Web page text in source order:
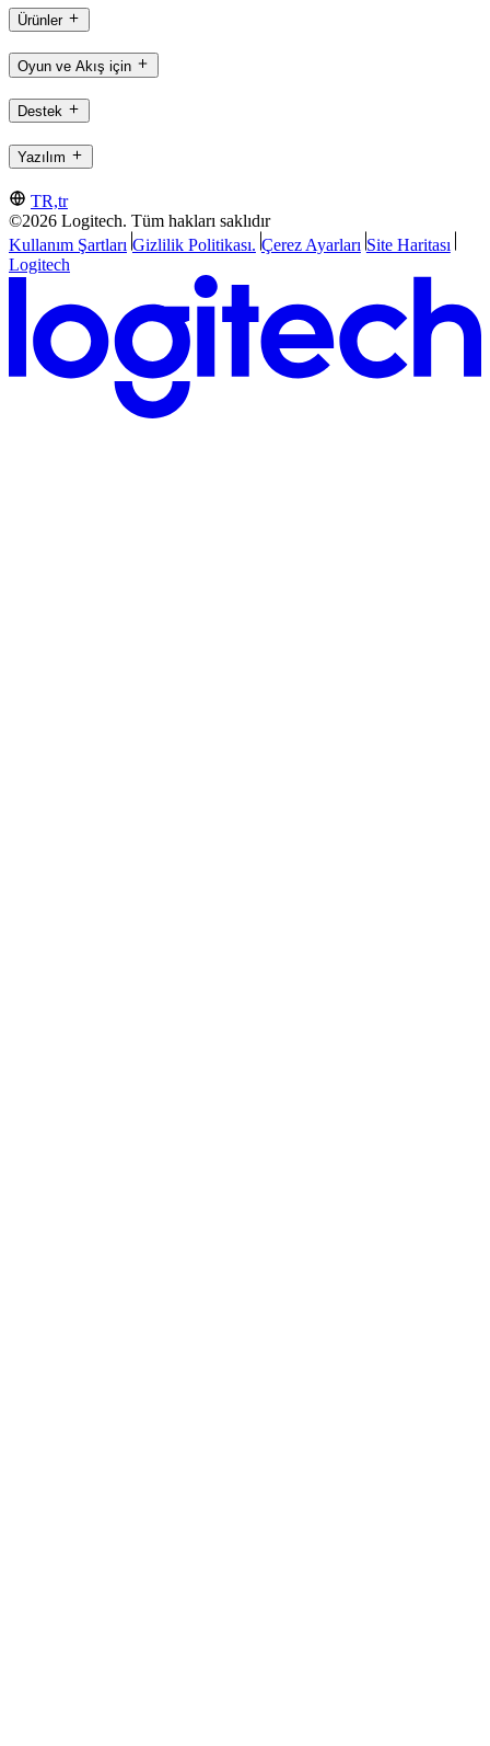
Ürünler
Oyun ve Akış için
Destek
Yazılım
TR,tr
©2026 Logitech. Tüm hakları saklıdır
Kullanım Şartları Gizlilik Politikası. Çerez Ayarları Site Haritası
Logitech